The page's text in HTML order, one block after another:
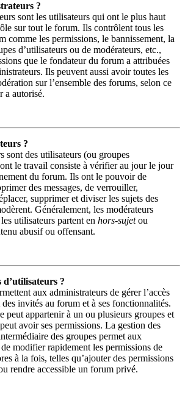
?
sont les utilisateurs qui ont le plus haut
sur tout le forum. Ils contrôlent tous les
comme les permissions, le bannissement, la
d’utilisateurs ou de modérateurs, etc.,
que le fondateur du forum a attribuées
Ils peuvent aussi avoir toutes les
sur l’ensemble des forums, selon ce
a autorisé.
?
sont des utilisateurs (ou groupes
le travail consiste à vérifier au jour le jour
du forum. Ils ont le pouvoir de
des messages, de verrouiller,
supprimer et diviser les sujets des
Généralement, les modérateurs
utilisateurs partent en hors-sujetou
abusif ou offensant.
d’utilisateurs ?
aux administrateurs de gérer l’accès
des invités au forum et à ses fonctionnalités.
peut appartenir à un ou plusieurs groupes et
avoir ses permissions. La gestion des
des groupes permet aux
modifier rapidement les permissions de
à la fois, telles qu’ajouter des permissions
rendre accessible un forum privé.